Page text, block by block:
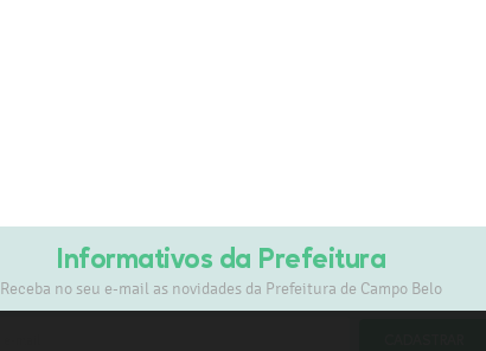
Informativos da Prefeitura
Receba no seu e-mail as novidades da Prefeitura de Campo Belo